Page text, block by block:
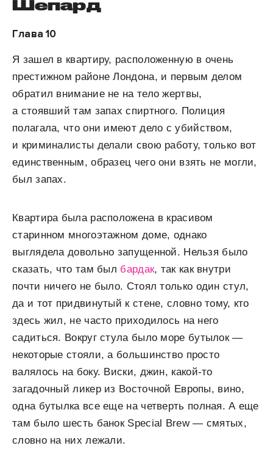
Шепард
Глава 10
Я зашел в квартиру, расположенную в очень
престижном районе Лондона, и первым делом
обратил внимание не на тело жертвы,
а стоявший там запах спиртного. Полиция
полагала, что они имеют дело с убийством,
и криминалисты делали свою работу, только вот
единственным, образец чего они взять не могли,
был запах.
Квартира была расположена в красивом
старинном многоэтажном доме, однако
выглядела довольно запущенной. Нельзя было
сказать, что там был бардак, так как внутри
почти ничего не было. Стоял только один стул,
да и тот придвинутый к стене, словно тому, кто
здесь жил, не часто приходилось на него
садиться. Вокруг стула было море бутылок —
некоторые стояли, а большинство просто
валялось на боку. Виски, джин, какой-то
загадочный ликер из Восточной Европы, вино,
одна бутылка все еще на четверть полная. А еще
там было шесть банок Special Brew — смятых,
словно на них лежали.